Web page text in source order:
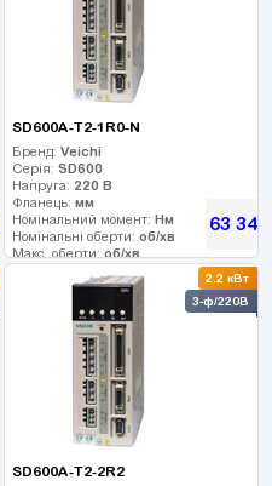
грн
SD600A-T2-1R0-N
Бренд: Veichi
Серія: SD600
Напруга: 220 В
Фланець: мм
Номінальний момент: Нм
Номінальні оберти: об/хв
Макс. оберти: об/хв
63 342
2.2 кВт
3-ф/220В
SD600A-T2-2R2